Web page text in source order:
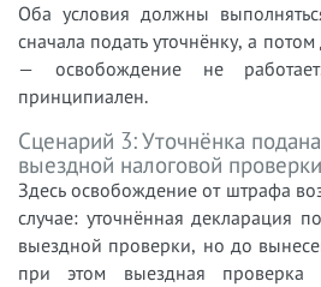
Оба условия должны
сначала подать уточнёнку, а
— освобождение не
принципиален.
Сценарий 3: Уточнёнка
выездной налоговой проверки
Здесь освобождение от штрафа
случае: уточнённая декларация
выездной проверки, но до
при этом выездная